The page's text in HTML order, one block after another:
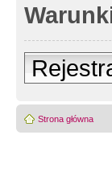
Strona główna